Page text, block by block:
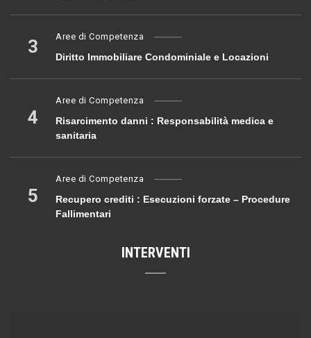
3 Aree di Competenza
Diritto Immobiliare Condominiale e Locazioni
4
Aree di Competenza
Risarcimento danni : Responsabilità medica e
sanitaria
5
Aree di Competenza
Recupero crediti : Esecuzioni forzate – Procedure
Fallimentari
INTERVENTI